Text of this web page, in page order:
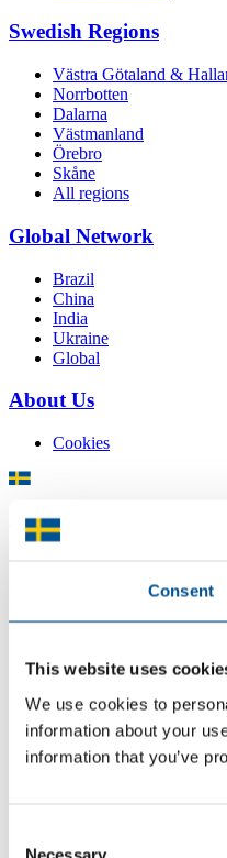
Consent
This website uses
We use cookies to
information about your
information that you’ve
Necessary
Swedish Regions
Västra Götaland &
Norrbotten
Dalarna
Västmanland
Örebro
Skåne
All regions
Global Network
Brazil
China
India
Ukraine
Global
About Us
Cookies
There is plenty of support
help you find the support you
© 2026 -Team Sweden